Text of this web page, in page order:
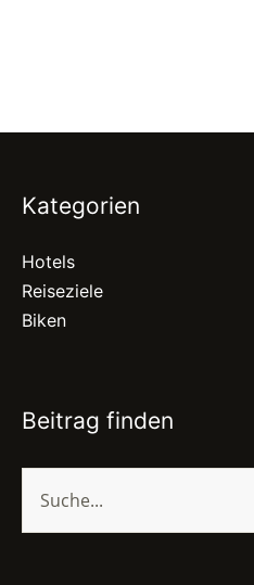
Kategorien
Hotels
Reiseziele
Biken
Beitrag finden